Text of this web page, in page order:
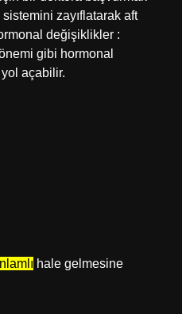
sistemini zayıflatarak aft
değişiklikler :
gibi hormonal
açabilir.
hale gelmesine